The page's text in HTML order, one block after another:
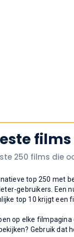
films
250 films die
top 250 met
gebruikers. Een
top 10 krijgt een
op elke
Gebruik dat